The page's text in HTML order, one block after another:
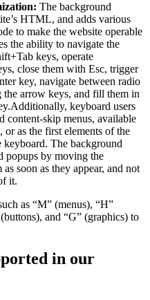
The background
HTML, and adds various
to make the website operable
the ability to navigate the
keys, operate
close them with Esc, trigger
key, navigate between radio
the arrow keys, and fill them in
keyboard users
skip menus, available
as the first elements of the
The background
popups by moving the
soon as they appear, and not
it.
as “M” (menus), “H”
and “G” (graphics) to
in our